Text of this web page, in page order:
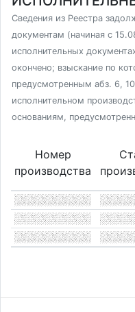
Сведения из Реестра
документам (начиная с
исполнительных
окончено; взыскание по
предусмотренным абз. 6,
исполнительном
основаниям,
Номер
производства